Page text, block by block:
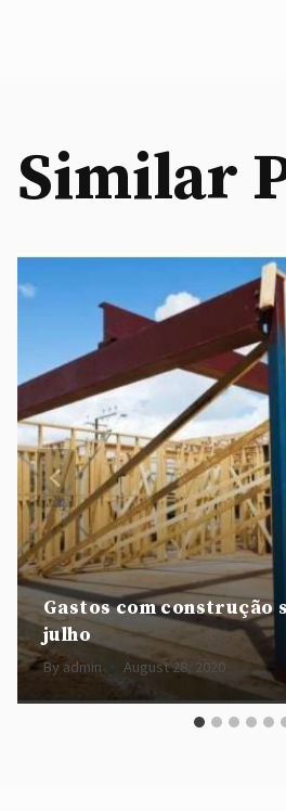
Similar
Gastos com construção
julho
By admin August 28, 2020